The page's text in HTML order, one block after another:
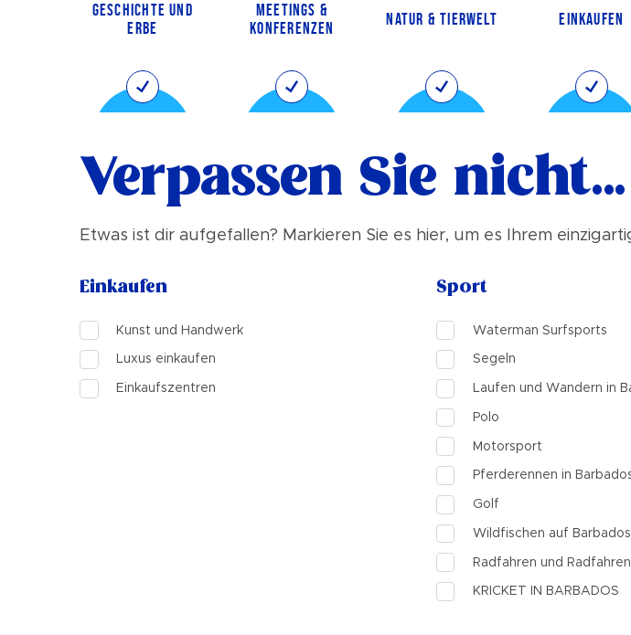
GESCHICHTE UND
ERBE
MEETINGS &
KONFERENZEN
NATUR & TIERWELT EINKAUFEN
WELTKULTURERBE
MUSIK UND KUNST
TOURISMUS
LUXUS
Verpassen Sie nicht…
Etwas ist dir aufgefallen? Markieren Sie es hier, um es Ihrem
Einkaufen
Kunst und Handwerk
Luxus einkaufen
Einkaufszentren
Sport
Waterman Surfsports
Segeln
Laufen und Wandern in
Polo
Motorsport
Pferderennen in
Golf
Wildfischen auf Barbados
Radfahren und Radfahren
KRICKET IN BARBADOS